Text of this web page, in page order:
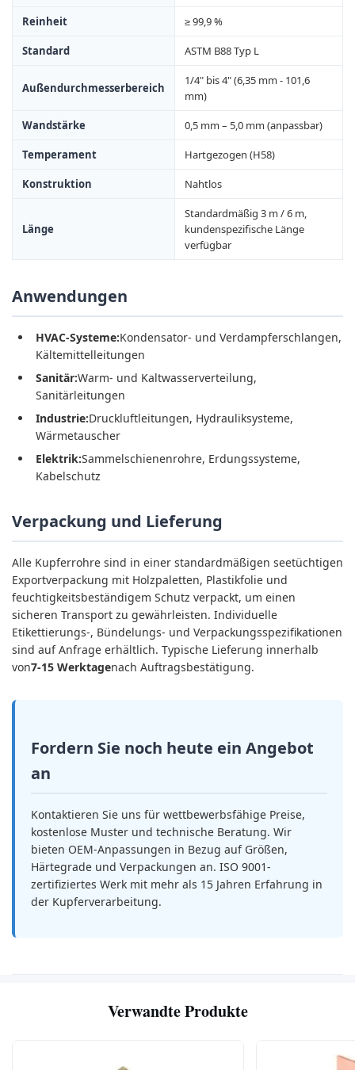
Reinheit ≥ 99,9 %
Standard ASTM B88 Typ L
Außendurchmesserbereich
1/4" bis 4" (6,35 mm - 101,6
mm)
Wandstärke 0,5 mm – 5,0 mm (anpassbar)
Temperament Hartgezogen (H58)
Konstruktion Nahtlos
Länge
Standardmäßig 3 m / 6 m,
kundenspezifische Länge
verfügbar
Anwendungen
HVAC-Systeme:Kondensator- und Verdampferschlangen,
Kältemittelleitungen
Sanitär:Warm- und Kaltwasserverteilung,
Sanitärleitungen
Industrie:Druckluftleitungen, Hydrauliksysteme,
Wärmetauscher
Elektrik:Sammelschienenrohre, Erdungssysteme,
Kabelschutz
Verpackung und Lieferung
Alle Kupferrohre sind in einer standardmäßigen seetüchtigen
Exportverpackung mit Holzpaletten, Plastikfolie und
feuchtigkeitsbeständigem Schutz verpackt, um einen
sicheren Transport zu gewährleisten. Individuelle
Etikettierungs-, Bündelungs- und Verpackungsspezifikationen
sind auf Anfrage erhältlich. Typische Lieferung innerhalb
von7-15 Werktagenach Auftragsbestätigung.
Fordern Sie noch heute ein Angebot
an
Kontaktieren Sie uns für wettbewerbsfähige Preise,
kostenlose Muster und technische Beratung. Wir
bieten OEM-Anpassungen in Bezug auf Größen,
Härtegrade und Verpackungen an. ISO 9001-
zertifiziertes Werk mit mehr als 15 Jahren Erfahrung in
der Kupferverarbeitung.
Verwandte Produkte